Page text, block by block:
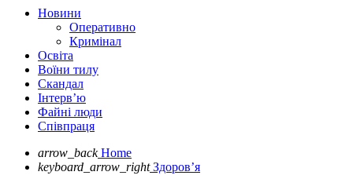
Новини
Оперативно
Кримінал
Освіта
Воїни тилу
Скандал
Інтерв’ю
Файні люди
Співпраця
arrow_back Home
keyboard_arrow_right Здоров’я